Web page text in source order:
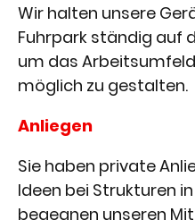
Wir halten unsere
Fuhrpark ständig auf
um das
möglich zu gestalten.
Anliegen
Sie haben private
Ideen bei Strukturen
begegnen unseren